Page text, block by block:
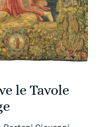
le Tavole